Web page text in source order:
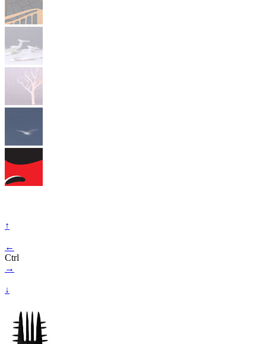
↑
←
Ctrl
→
↓